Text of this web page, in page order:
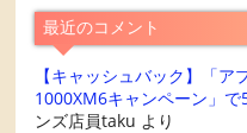
最近のコメント
【キャッシュバック】「
1000XM6キャンペーン」で
ンズ店員taku より